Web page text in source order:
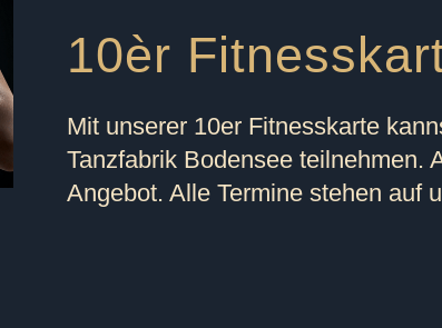
10èr
Mit unserer 10er Fitnesskarte
Tanzfabrik Bodensee teilnehmen.
Angebot. Alle Termine stehen auf